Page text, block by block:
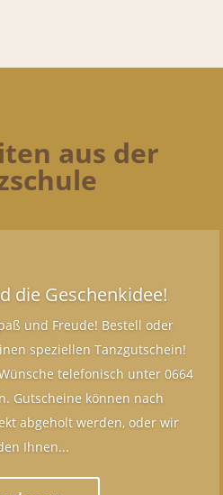
aus der
die Geschenkidee!
und Freude! Bestell oder
speziellen Tanzgutschein!
telefonisch unter 0664
Gutscheine können nach
abgeholt werden, oder wir
Ihnen...